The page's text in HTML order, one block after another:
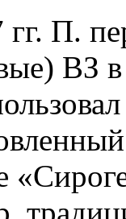
П.
ВЗ